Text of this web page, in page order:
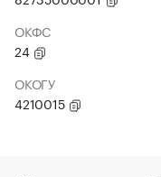
ОКФС
24
ОКОГУ
4210015